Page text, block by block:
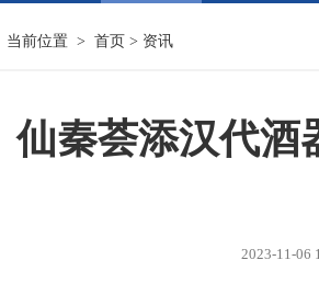
当前位置 > 首页 > 资讯
仙秦荟添汉代酒
2023-11-